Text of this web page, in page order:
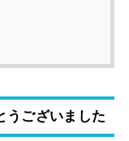
うございました